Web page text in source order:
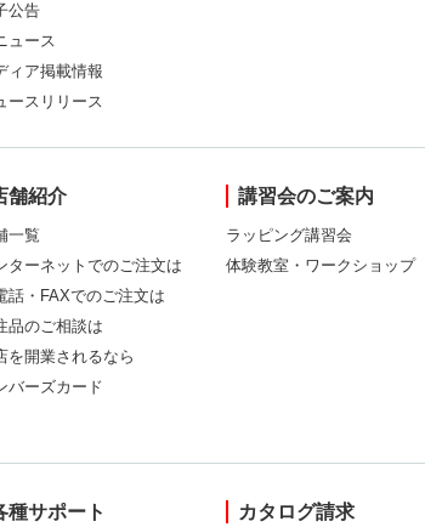
公告
ュース
ィア掲載情報
ースリリース
舗紹介
一覧
ターネットでのご注文は
話・FAXでのご注文は
品のご相談は
を開業されるなら
バーズカード
講習会のご案内
ラッピング講習会
体験教室・ワークショップ
種サポート カタログ請求